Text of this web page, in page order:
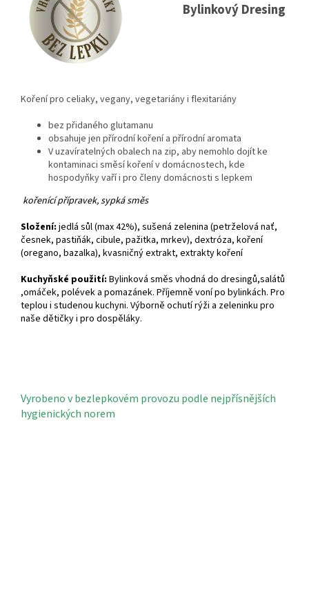
Bylinkový Dresing
Koření pro celiaky, vegany, vegetariány i flexitariány
bez přidaného glutamanu
obsahuje jen přírodní koření a přírodní aromata
V uzavíratelných obalech na zip, aby nemohlo dojít ke
kontaminaci směsí koření v domácnostech, kde
hospodyňky vaří i pro členy domácnosti s lepkem
kořenící přípravek, sypká směs
Složení: jedlá sůl (max 42%), sušená zelenina (petrželová nať,
česnek, pastiňák, cibule, pažitka, mrkev), dextróza, koření
(oregano, bazalka), kvasničný extrakt, extrakty koření
Kuchyňské použití: Bylinková směs vhodná do dresingů,salátů
,omáček, polévek a pomazánek. Příjemně voní po bylinkách. Pro
teplou i studenou kuchyni. Výborně ochutírýži a zeleninku pro
naše dětičky i pro dospěláky.
Vyrobeno v bezlepkovém provozu podle nejpřísnějších
hygienických norem